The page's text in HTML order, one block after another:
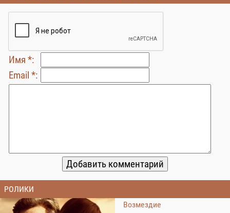
Имя *:
Email *:
РОЛИКИ
Возмездие